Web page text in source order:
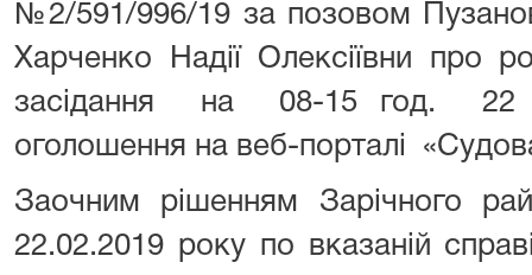
№2/591/996/19 за позовом
Харченко Надії Олексіївни про
засідання на 08-15 год. 22
оголошення на веб-порталі
Заочним рішенням Зарічного
22.02.2019 року по вказаній